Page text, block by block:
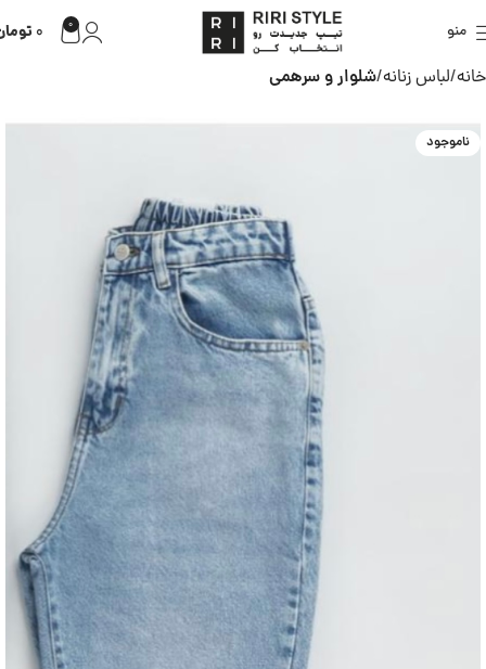
منو 0
0
خانه لباس زنانه شلوار و سرهمی
ناموجود